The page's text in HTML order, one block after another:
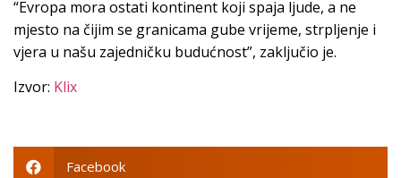
“Evropa mora ostati kontinent koji spaja ljude, a ne
mjesto na čijim se granicama gube vrijeme, strpljenje i
vjera u našu zajedničku budućnost”, zaključio je.
Izvor: Klix
Facebook